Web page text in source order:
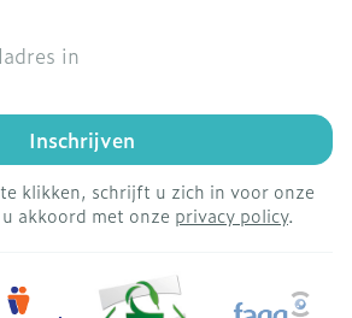
Inschrijven
klikken, schrijft u zich in voor onze
akkoord met onze privacy policy.